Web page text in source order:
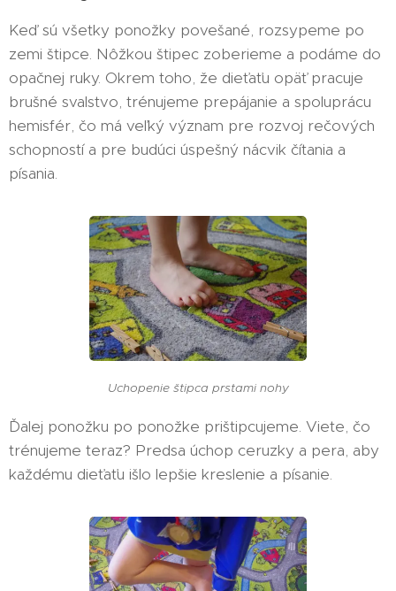
Keď sú všetky ponožky povešané, rozsypeme po
zemi štipce. Nôžkou štipec zoberieme a podáme do
opačnej ruky. Okrem toho, že dieťaťu opäť pracuje
brušné svalstvo, trénujeme prepájanie a spoluprácu
hemisfér, čo má veľký význam pre rozvoj rečových
schopností a pre budúci úspešný nácvik čítania a
písania.
Uchopenie štipca prstami nohy
Ďalej ponožku po ponožke prištipcujeme. Viete, čo
trénujeme teraz? Predsa úchop ceruzky a pera, aby
každému dieťaťu išlo lepšie kreslenie a písanie.